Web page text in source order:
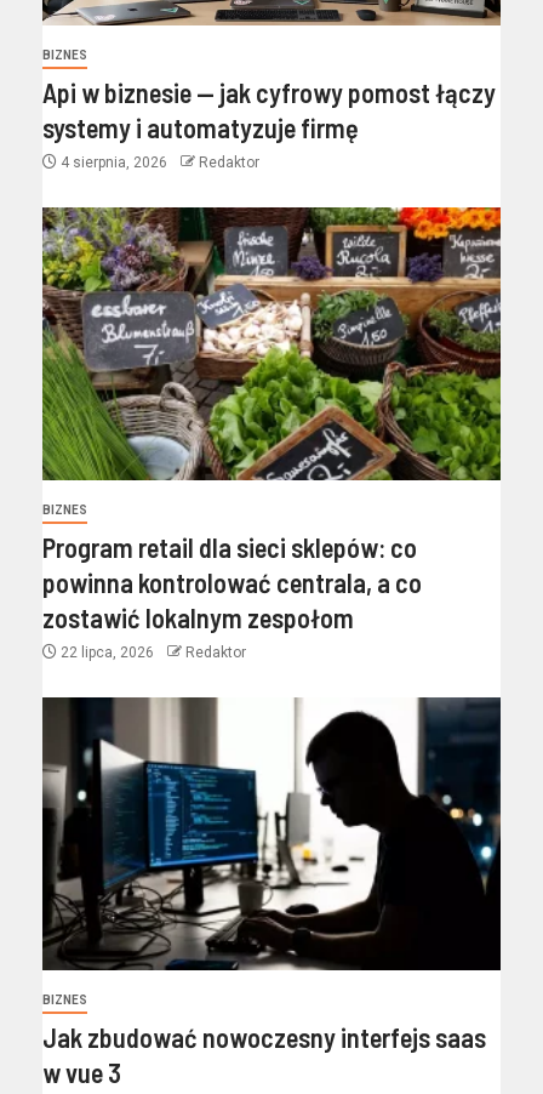
BIZNES
Api w biznesie — jak cyfrowy pomost łączy
systemy i automatyzuje firmę
4 sierpnia, 2026 Redaktor
BIZNES
Program retail dla sieci sklepów: co
powinna kontrolować centrala, a co
zostawić lokalnym zespołom
22 lipca, 2026 Redaktor
BIZNES
Jak zbudować nowoczesny interfejs saas
w vue 3